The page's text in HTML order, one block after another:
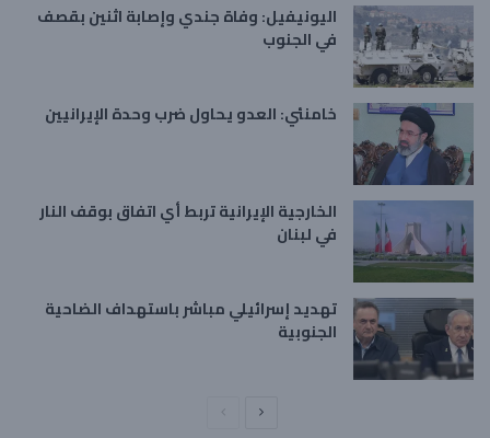
اليونيفيل: وفاة جندي وإصابة اثنين بقصف
في الجنوب
خامنئي: العدو يحاول ضرب وحدة الإيرانيين
الخارجية الإيرانية تربط أي اتفاق بوقف النار
في لبنان
تهديد إسرائيلي مباشر باستهداف الضاحية
الجنوبية